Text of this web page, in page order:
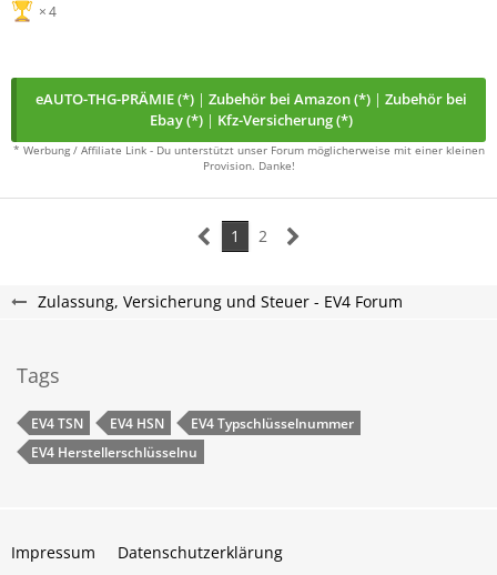
4
eAUTO-THG-PRÄMIE (*) | Zubehör bei Amazon (*) | Zubehör bei
Ebay (*) | Kfz-Versicherung (*)
* Werbung / Affiliate Link - Du unterstützt unser Forum möglicherweise mit einer kleinen
Provision. Danke!
1 2
Zulassung, Versicherung und Steuer - EV4 Forum
Tags
EV4​​​​ TSN EV4​​​​​ HSN
EV4​​​​ Typschlüsselnummer
EV4​​​​​ Herstellerschlüsselnu
Impressum Datenschutzerklärung